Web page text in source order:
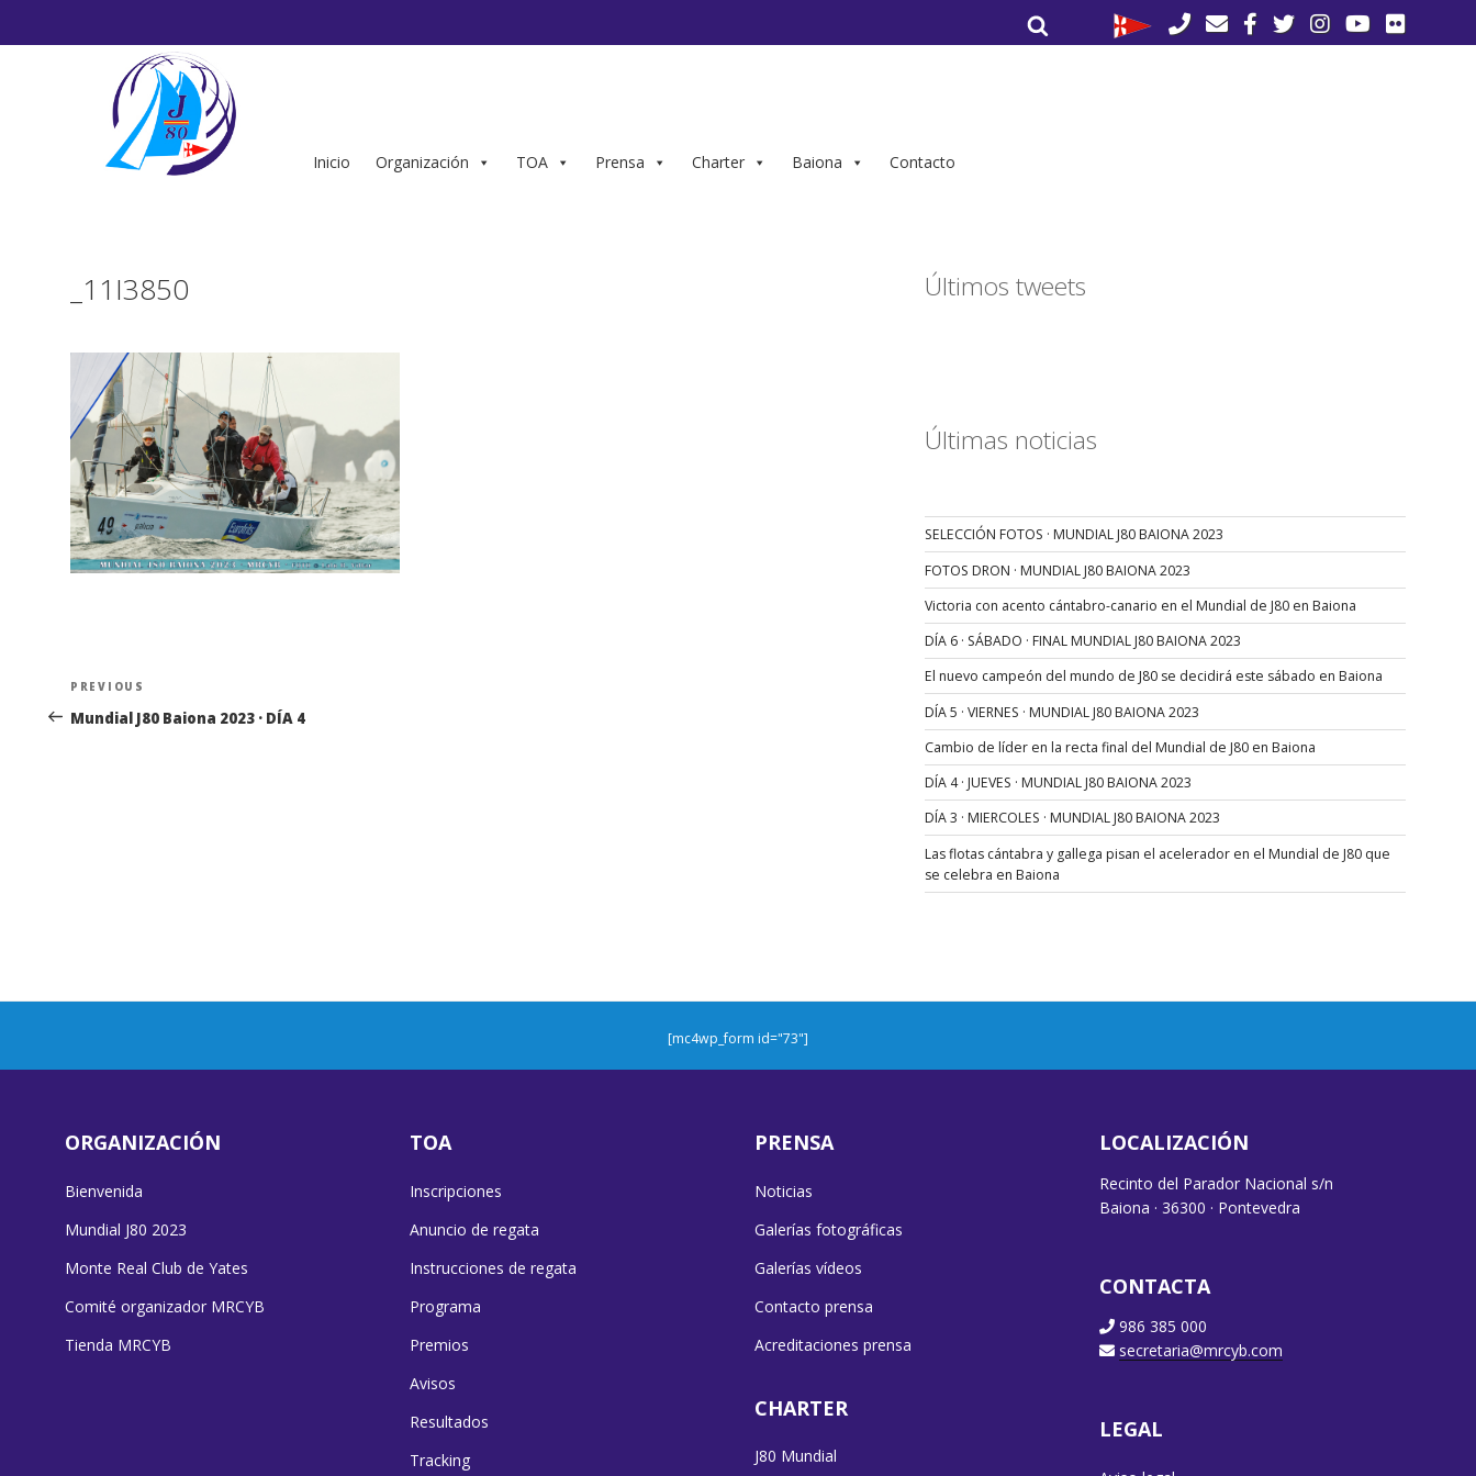
por:
Inicio Organización TOA Prensa Charter Baiona Contacto
_11I3850
Navegación
de
Previous
Post
PREVIOUS
Mundial J80 Baiona 2023 · DÍA 4
Últimos tweets
Últimas noticias
SELECCIÓN FOTOS · MUNDIAL J80 BAIONA 2023
FOTOS DRON · MUNDIAL J80 BAIONA 2023
Victoria con acento cántabro-canario en el Mundial de J80 en Baiona
DÍA 6 · SÁBADO · FINAL MUNDIAL J80 BAIONA 2023
El nuevo campeón del mundo de J80 se decidirá este sábado en Baiona
DÍA 5 · VIERNES · MUNDIAL J80 BAIONA 2023
Cambio de líder en la recta final del Mundial de J80 en Baiona
DÍA 4 · JUEVES · MUNDIAL J80 BAIONA 2023
DÍA 3 · MIERCOLES · MUNDIAL J80 BAIONA 2023
Las flotas cántabra y gallega pisan el acelerador en el Mundial de J80 que
se celebra en Baiona
[mc4wp_form id="73"]
ORGANIZACIÓN
Bienvenida
Mundial J80 2023
Monte Real Club de Yates
Comité organizador MRCYB
Tienda MRCYB
TOA
Inscripciones
Anuncio de regata
Instrucciones de regata
Programa
Premios
Avisos
Resultados
Tracking
PRENSA
Noticias
Galerías fotográficas
Galerías vídeos
Contacto prensa
Acreditaciones prensa
CHARTER
J80 Mundial
LOCALIZACIÓN
Recinto del Parador Nacional s/n
Baiona · 36300 · Pontevedra
CONTACTA
986 385 000
secretaria@mrcyb.com
LEGAL